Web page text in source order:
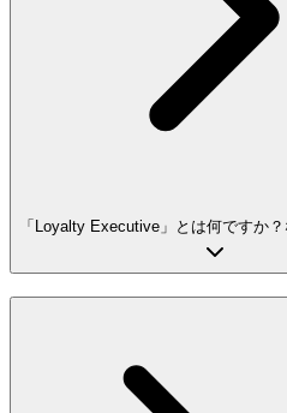
「Loyalty Executive」とは何ですか